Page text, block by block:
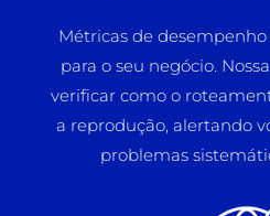
Métricas de
para o seu negócio.
verificar como o
a reprodução, alertando
problemas